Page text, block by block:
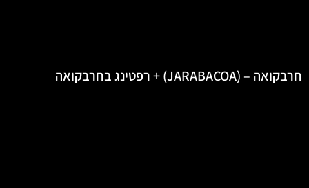
חרבקואה – (JARABACOA) + רפטינג בחרבקואה